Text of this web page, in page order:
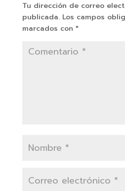
Tu dirección de correo
publicada. Los campos
marcados con *